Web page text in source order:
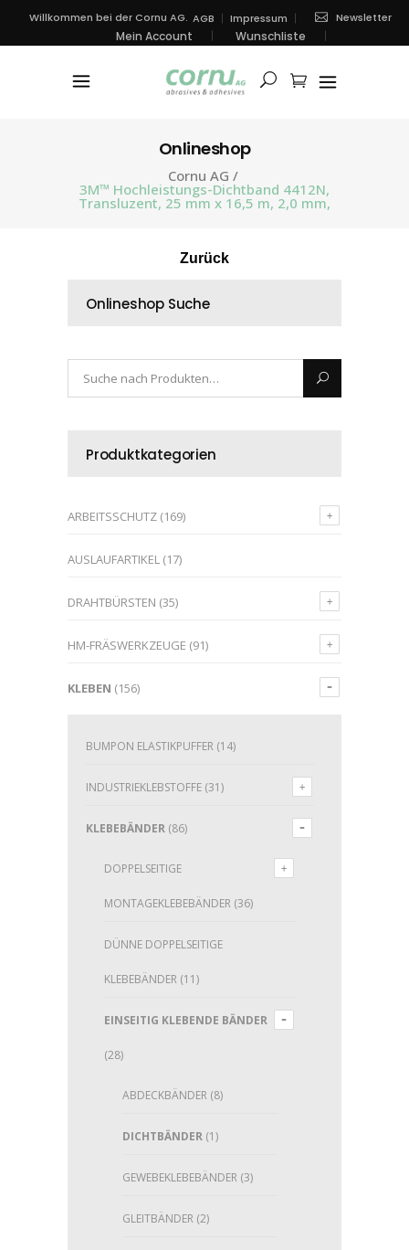
Willkommen bei der Cornu AG. AGB Impressum Newsletter
Mein Account Wunschliste
Onlineshop
Cornu AG /
3M™ Hochleistungs-Dichtband 4412N,
Transluzent, 25 mm x 16,5 m, 2,0 mm,
Zurück
Onlineshop Suche
Produktkategorien
ARBEITSSCHUTZ (169)
AUSLAUFARTIKEL (17)
DRAHTBÜRSTEN (35)
HM-FRÄSWERKZEUGE (91)
KLEBEN (156)
BUMPON ELASTIKPUFFER (14)
INDUSTRIEKLEBSTOFFE (31)
KLEBEBÄNDER (86)
DOPPELSEITIGE
MONTAGEKLEBEBÄNDER (36)
DÜNNE DOPPELSEITIGE
KLEBEBÄNDER (11)
EINSEITIG KLEBENDE BÄNDER
(28)
ABDECKBÄNDER (8)
DICHTBÄNDER (1)
GEWEBEKLEBEBÄNDER (3)
GLEITBÄNDER (2)